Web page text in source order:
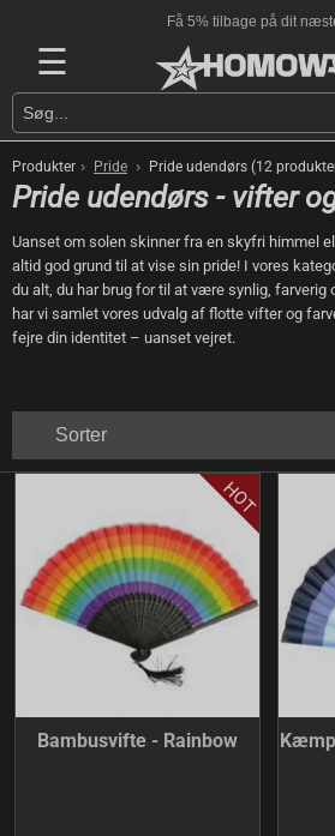
Få 5% tilbage på dit
☰
Produkter › Pride › Pride udendørs (12
Pride udendørs - vifter
Uanset om solen skinner fra en skyfri himmel
altid god grund til at vise sin pride! I vores
du alt, du har brug for til at være synlig, farverig
har vi samlet vores udvalg af flotte vifter og
fejre din identitet – uanset vejret.
Sorter
Bambusvifte - Rainbow